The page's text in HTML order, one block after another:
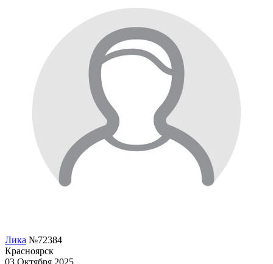
Лика №72384
Красноярск
03 Октября 2025